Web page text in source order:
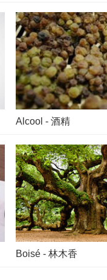
Alcool - 酒精
Boisé - 林木香